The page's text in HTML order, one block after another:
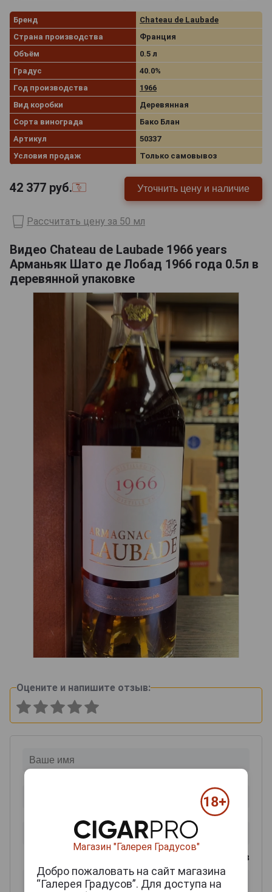
Бренд
Chateau de Laubade
Страна производства
Франция
Объём
0.5 л
Градус
40.0%
Год производства
1966
Вид коробки
Деревянная
Сорта винограда
Бако Блан
Артикул
50337
Условия продаж
Только самовывоз
42 377 руб. Уточнить цену и наличие
Рассчитать цену за 50 мл
Видео Chateau de Laubade 1966 years
Арманьяк Шато де Лобад 1966 года 0.5л в
деревянной упаковке
Оцените и напишите отзыв:
из 2000 знаков
Магазин "Галерея Градусов"
Добро пожаловать на сайт магазина
“Галерея Градусов”. Для доступа на